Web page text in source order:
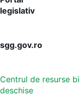
legislativ
sgg.gov.ro
Centrul de resurse
deschise